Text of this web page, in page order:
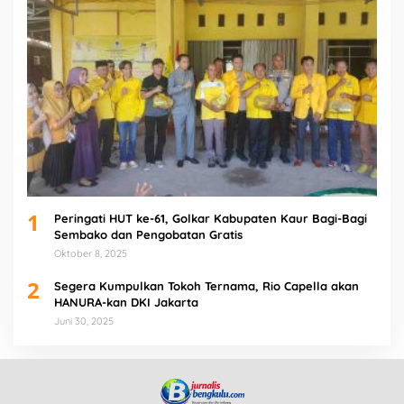
1
Peringati HUT ke-61, Golkar Kabupaten Kaur Bagi-Bagi
Sembako dan Pengobatan Gratis
Oktober 8, 2025
2
Segera Kumpulkan Tokoh Ternama, Rio Capella akan
HANURA-kan DKI Jakarta
Juni 30, 2025